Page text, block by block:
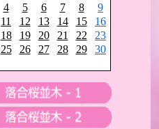
4 5 6 7 8
9
11 12 13 14 15
16
18 19 20 21 22
23
25 26 27 28 29 30